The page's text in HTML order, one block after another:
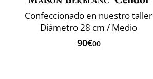
Confeccionado en nuestro taller
Diámetro 28 cm / Medio
90€00